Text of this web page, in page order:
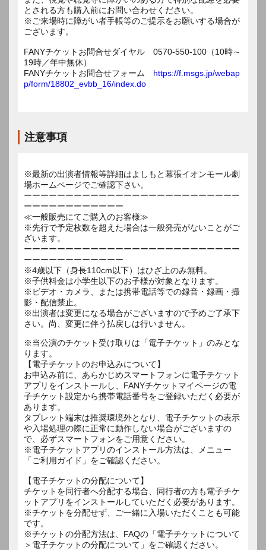
とされる方も購入前にお問い合わせください。
※ご来場時に障がい者手帳等のご提示をお願いする場合が
ございます。
FANYチケットお問合せダイヤル 0570-550-100（10時～
19時／年中無休）
FANYチケットお問合せフォーム https://f.msgs.jp/webap
p/form/18802_evbb_16/index.do
注意事項
※最新の出演者情報等詳細はよしもと幕張イオンモール劇
場ホームページでご確認下さい。
ーーーーーーーーーーーーーーーーーーーーーーーーーー
ーーーーーーーーーーーー
≪一般販売にてご購入のお客様≫
※先行で予定枚数を超えた場合は一般発売がないことがご
ざいます。
ーーーーーーーーーーーーーーーーーーーーーーーーーー
ーーーーーーーーーーーー
※4歳以下（身長110cm以下）はひざ上のみ無料。
※子供料金は小学生以下のお子様が対象となります。
※ビデオ・カメラ、または携帯電話等での録音・録画・撮
影・配信禁止。
※出演者は変更になる場合がございますので予めご了承下
さい。尚、変更に伴う払戻しは行いません。
※当公演のチケット受け取りは「電子チケット」のみとな
ります。
【電子チケットのお申込みについて】
お申込み前に、あらかじめスマートフォンに電子チケット
アプリをインストールし、FANYチケットマイページの電
子チケット設定から携帯電話番号をご登録いただく必要が
あります。
タブレット端末は推奨環境外となり、電子チケットの表示
や入場処理の際に正常に動作しない場合がございますの
で、必ずスマートフォンをご用意ください。
※電子チケットアプリのインストール方法は、メニュー
「ご利用ガイド」をご確認ください。
【電子チケットの分配について】
チケットを同行者へ分配する場合、同行者の方も電子チケ
ットアプリをインストールしていただく必要があります。
※チケットを分配せず、ご一緒に入場いただくことも可能
です。
※チケットの分配方法は、FAQの「電子チケットについて
＞電子チケットの分配について」をご確認ください。